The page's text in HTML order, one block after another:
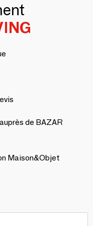
de BAZAR
Maison&Objet